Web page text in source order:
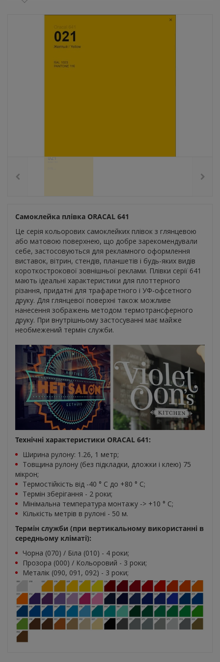
Самоклейка плівка ORACAL 641
Це серія кольорових самоклейких плівок з глянцевою
або матовою поверхнею, що добре зарекомендували
себе, застосовуються для рекламного оформлення
виставок, вітрин, стендів, планшетів і будь-яких видів
короткострокової зовнішньої реклами. Плівки серії 641
мають ідеальні характеристики для плоттерного
різання, придатні для трафаретного і УФ-офсетного
друку. Для глянцевої поверхні також можливе
нанесення зображень методом термотрансферного
друку. При внутрішньому застосуванні має майже
необмежений термін служби.
Технічні характеристики ORACAL 641:
Ширина рулону: 1.26, 1 метр;
Товщина рулону (без підкладки, дложки і клею) 75
мікрон;
Термостійкість від -40 ° C до +80 ° С;
Термін зберігання - 2 роки;
Мінімальна температура монтажу -> +10 ° С;
Кількість метрів в рулоні - 50 м.
Термін служби (при вертикальному використанні в
середньому кліматі):
Чорна (070) / Біла (010) - 4 роки;
Прозора (000) / Кольоровий - 3 роки;
Металік (090, 091, 092) - 3 роки;